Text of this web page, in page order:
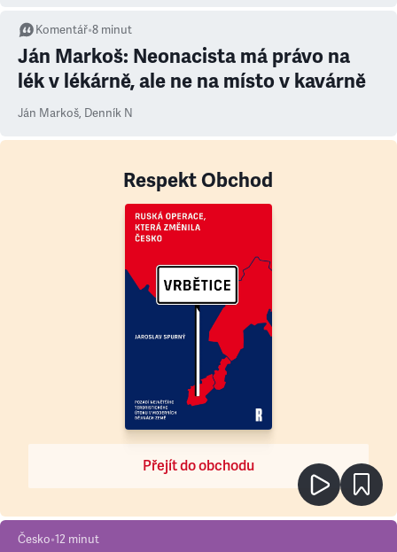
Komentář•8 minut
Ján Markoš: Neonacista má právo na
lék v lékárně, ale ne na místo v kavárně
Ján Markoš, Denník N
Respekt Obchod
Přejít do obchodu
Česko•12 minut